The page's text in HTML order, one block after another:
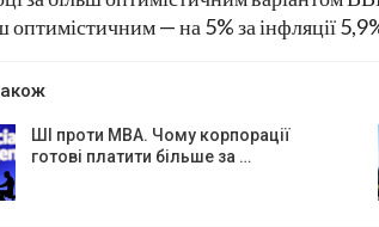
оптимістичним — на 5% за інфляції
ШІ проти MBA. Чому корпорації
готові платити більше за …